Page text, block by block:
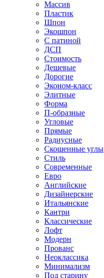
Массив
Пластик
Шпон
Экошпон
С патиной
ДСП
Стоимость
Дешевые
Дорогие
Эконом-класс
Элитные
Форма
П-образные
Угловые
Прямые
Радиусные
Скошенные углы
Стиль
Современные
Евро
Английские
Дизайнерские
Итальянские
Кантри
Классические
Лофт
Модерн
Прованс
Неоклассика
Минимализм
Под старину